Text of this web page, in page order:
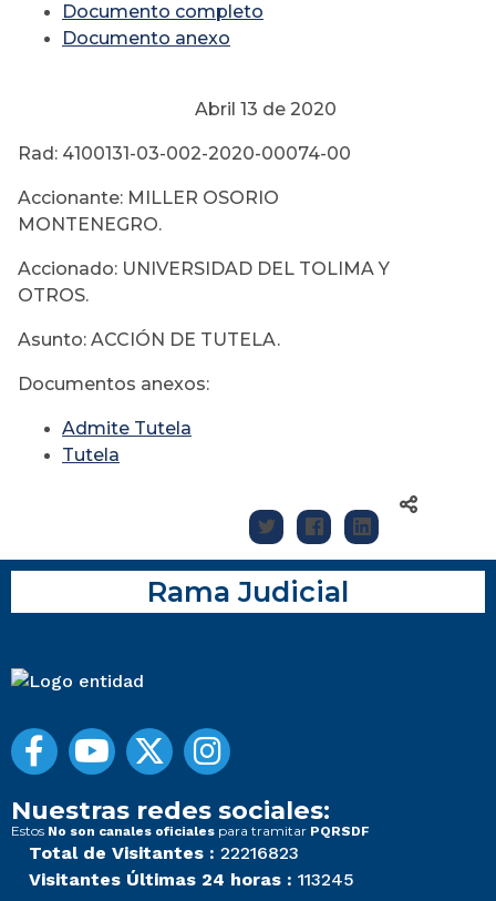
Documento completo
Documento anexo
Abril 13 de 2020
Rad: 4100131-03-002-2020-00074-00
Accionante: MILLER OSORIO
MONTENEGRO.
Accionado: UNIVERSIDAD DEL TOLIMA Y
OTROS.
Asunto: ACCIÓN DE TUTELA.
Documentos anexos:
Admite Tutela
Tutela
Rama Judicial
Nuestras redes sociales:
Estos No son canales oficiales para tramitar PQRSDF
Total de Visitantes : 22216823
Visitantes Últimas 24 horas : 113245